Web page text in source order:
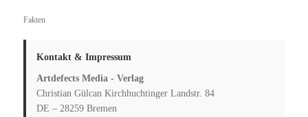
Fakten
Kontakt & Impressum
Artdefects Media - Verlag
Christian Gülcan Kirchhuchtinger Landstr. 84
DE – 28259 Bremen